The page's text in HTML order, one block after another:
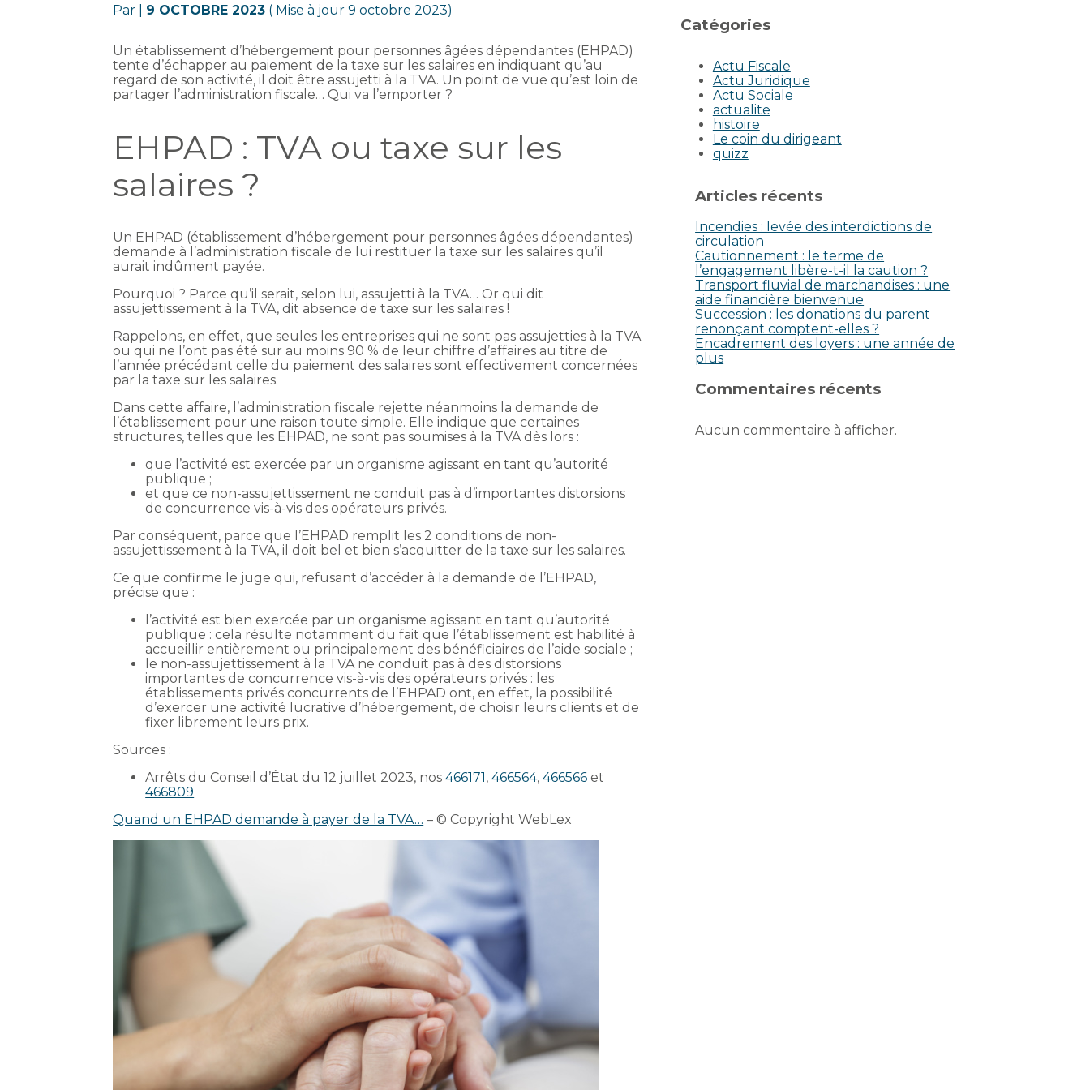
Par 9 OCTOBRE 2023 ( Mise à jour 9 octobre 2023)
Un établissement d’hébergement pour personnes âgées dépendantes (EHPAD)
tente d’échapper au paiement de la taxe sur les salaires en indiquant qu’au
regard de son activité, il doit être assujetti à la TVA. Un point de vue qu’est loin de
partager l’administration fiscale… Qui va l’emporter ?
EHPAD : TVA ou taxe sur les
salaires ?
Un EHPAD (établissement d’hébergement pour personnes âgées dépendantes)
demande à l’administration fiscale de lui restituer la taxe sur les salaires qu’il
aurait indûment payée.
Pourquoi ? Parce qu’il serait, selon lui, assujetti à la TVA… Or qui dit
assujettissement à la TVA, dit absence de taxe sur les salaires !
Rappelons, en effet, que seules les entreprises qui ne sont pas assujetties à la TVA
ou qui ne l’ont pas été sur au moins 90 % de leur chiffre d’affaires au titre de
l’année précédant celle du paiement des salaires sont effectivement concernées
par la taxe sur les salaires.
Dans cette affaire, l’administration fiscale rejette néanmoins la demande de
l’établissement pour une raison toute simple. Elle indique que certaines
structures, telles que les EHPAD, ne sont pas soumises à la TVA dès lors :
que l’activité est exercée par un organisme agissant en tant qu’autorité
publique ;
et que ce non-assujettissement ne conduit pas à d’importantes distorsions
de concurrence vis-à-vis des opérateurs privés.
Par conséquent, parce que l’EHPAD remplit les 2 conditions de non-
assujettissement à la TVA, il doit bel et bien s’acquitter de la taxe sur les salaires.
Ce que confirme le juge qui, refusant d’accéder à la demande de l’EHPAD,
précise que :
l’activité est bien exercée par un organisme agissant en tant qu’autorité
publique : cela résulte notamment du fait que l’établissement est habilité à
accueillir entièrement ou principalement des bénéficiaires de l’aide sociale ;
le non-assujettissement à la TVA ne conduit pas à des distorsions
importantes de concurrence vis-à-vis des opérateurs privés : les
établissements privés concurrents de l’EHPAD ont, en effet, la possibilité
d’exercer une activité lucrative d’hébergement, de choisir leurs clients et de
fixer librement leurs prix.
Sources :
Arrêts du Conseil d’État du 12 juillet 2023, nos466171 ,466564,466566et
466809
Quand un EHPAD demande à payer de la TVA… – © Copyright WebLex
Catégories
Actu Fiscale
Actu Juridique
Actu Sociale
actualite
histoire
Le coin du dirigeant
quizz
Articles récents
Incendies : levée des interdictions de
circulation
Cautionnement : le terme de
l’engagement libère-t-il la caution ?
Transport fluvial de marchandises : une
aide financière bienvenue
Succession : les donations du parent
renonçant comptent-elles ?
Encadrement des loyers : une année de
plus
Commentaires récents
Aucun commentaire à afficher.